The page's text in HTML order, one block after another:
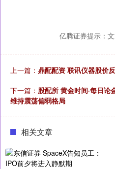
亿腾证券提示：
上一篇： 鼎配配资 联讯仪器股价
下一篇： 股配所 黄金时间·每日
维持震荡偏弱格局
相关文章